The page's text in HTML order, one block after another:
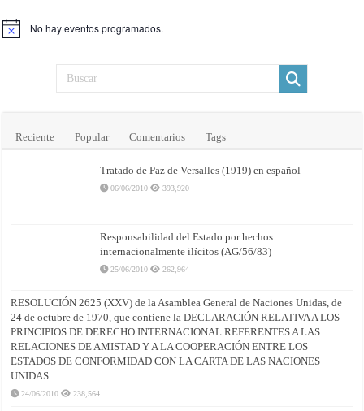
Aviso No hay eventos programados.
Reciente Popular Comentarios Tags
Tratado de Paz de Versalles (1919) en español
06/06/2010 393,920
Responsabilidad del Estado por hechos
internacionalmente ilícitos (AG/56/83)
25/06/2010 262,964
RESOLUCIÓN 2625 (XXV) de la Asamblea General de Naciones Unidas, de
24 de octubre de 1970, que contiene la DECLARACIÓN RELATIVA A LOS
PRINCIPIOS DE DERECHO INTERNACIONAL REFERENTES A LAS
RELACIONES DE AMISTAD Y A LA COOPERACIÓN ENTRE LOS
ESTADOS DE CONFORMIDAD CON LA CARTA DE LAS NACIONES
UNIDAS
24/06/2010 238,564